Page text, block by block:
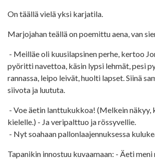
On täällä vielä yksi karjatila.
Marjojahan teällä on poemittu aena, van
- Meilläe oli kuusilapsinen perhe, kertoo
pyöritti navettoa, käsin lypsi lehmät, pesi
rannassa, leipo leivät, huolti lapset. Siinä
siivota ja luututa.
- Voe äetin lanttukukkoa! (Melkein näkyy,
kielelle.) - Ja veripalttuo ja rössyvellie.
- Nyt soahaan pallonlaajennuksessa
Tapanikin innostuu kuvaamaan: - Äeti